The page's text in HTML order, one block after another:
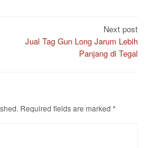
Next post
Jual Tag Gun Long Jarum Lebih
Panjang di Tegal
Required fields are marked *